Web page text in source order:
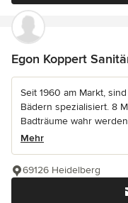
Egon Koppert
Seit 1960 am Markt,
Bädern spezialisiert. 8
Badträume wahr
Mehr
69126 Heidelberg